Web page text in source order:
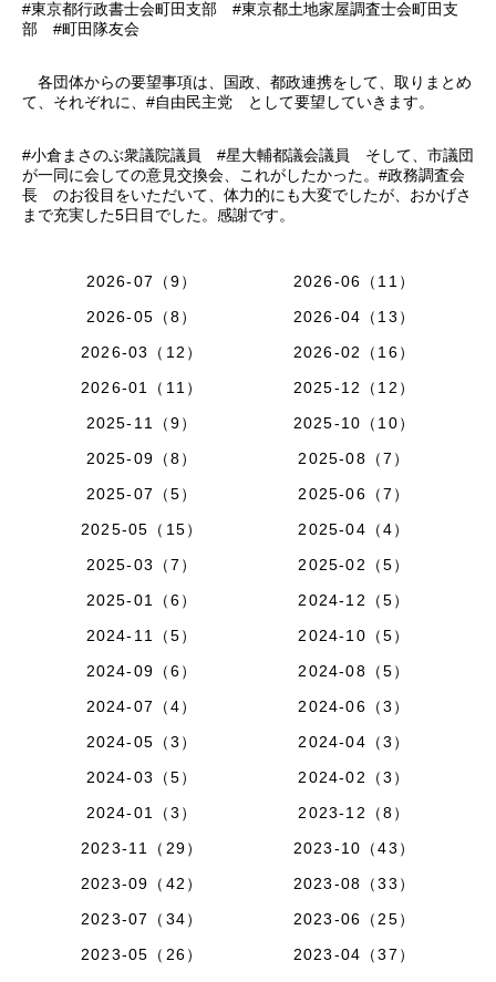
#東京都行政書士会町田支部 #東京都土地家屋調査士会町田支
部 #町田隊友会
各団体からの要望事項は、国政、都政連携をして、取りまとめ
て、それぞれに、#自由民主党 として要望していきます。
#小倉まさのぶ衆議院議員 #星大輔都議会議員 そして、市議団
が一同に会しての意見交換会、これがしたかった。#政務調査会
長 のお役目をいただいて、体力的にも大変でしたが、おかげさ
まで充実した5日目でした。感謝です。
2026-07（9）
2026-06（11）
2026-05（8）
2026-04（13）
2026-03（12）
2026-02（16）
2026-01（11）
2025-12（12）
2025-11（9）
2025-10（10）
2025-09（8）
2025-08（7）
2025-07（5）
2025-06（7）
2025-05（15）
2025-04（4）
2025-03（7）
2025-02（5）
2025-01（6）
2024-12（5）
2024-11（5）
2024-10（5）
2024-09（6）
2024-08（5）
2024-07（4）
2024-06（3）
2024-05（3）
2024-04（3）
2024-03（5）
2024-02（3）
2024-01（3）
2023-12（8）
2023-11（29）
2023-10（43）
2023-09（42）
2023-08（33）
2023-07（34）
2023-06（25）
2023-05（26）
2023-04（37）